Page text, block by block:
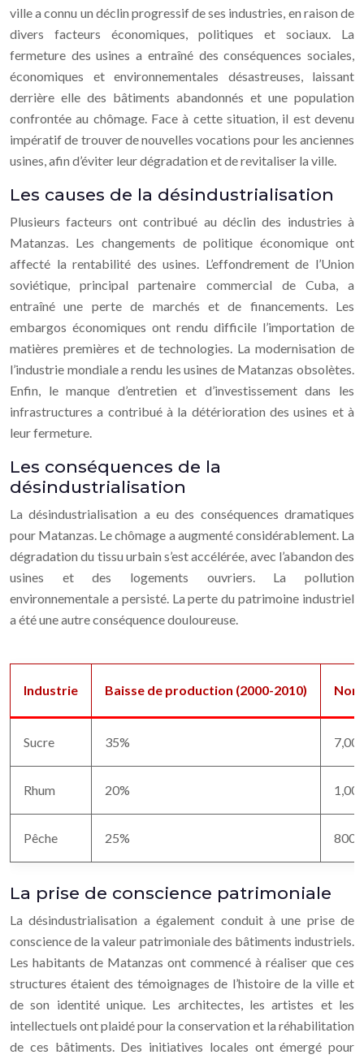
ville a connu un déclin progressif de ses industries, en raison de
divers facteurs économiques, politiques et sociaux. La
fermeture des usines a entraîné des conséquences sociales,
économiques et environnementales désastreuses, laissant
derrière elle des bâtiments abandonnés et une population
confrontée au chômage. Face à cette situation, il est devenu
impératif de trouver de nouvelles vocations pour les anciennes
usines, afin d’éviter leur dégradation et de revitaliser la ville.
Les causes de la désindustrialisation
Plusieurs facteurs ont contribué au déclin des industries à
Matanzas. Les changements de politique économique ont
affecté la rentabilité des usines. L’effondrement de l’Union
soviétique, principal partenaire commercial de Cuba, a
entraîné une perte de marchés et de financements. Les
embargos économiques ont rendu difficile l’importation de
matières premières et de technologies. La modernisation de
l’industrie mondiale a rendu les usines de Matanzas obsolètes.
Enfin, le manque d’entretien et d’investissement dans les
infrastructures a contribué à la détérioration des usines et à
leur fermeture.
Les conséquences de la
désindustrialisation
La désindustrialisation a eu des conséquences dramatiques
pour Matanzas. Le chômage a augmenté considérablement. La
dégradation du tissu urbain s’est accélérée, avec l’abandon des
usines et des logements ouvriers. La pollution
environnementale a persisté. La perte du patrimoine industriel
a été une autre conséquence douloureuse.
Industrie Baisse de production (2000-2010)
Sucre 35%
Rhum 20%
Pêche 25% 800
La prise de conscience patrimoniale
La désindustrialisation a également conduit à une prise de
conscience de la valeur patrimoniale des bâtiments industriels.
Les habitants de Matanzas ont commencé à réaliser que ces
structures étaient des témoignages de l’histoire de la ville et
de son identité unique. Les architectes, les artistes et les
intellectuels ont plaidé pour la conservation et la réhabilitation
de ces bâtiments. Des initiatives locales ont émergé pour